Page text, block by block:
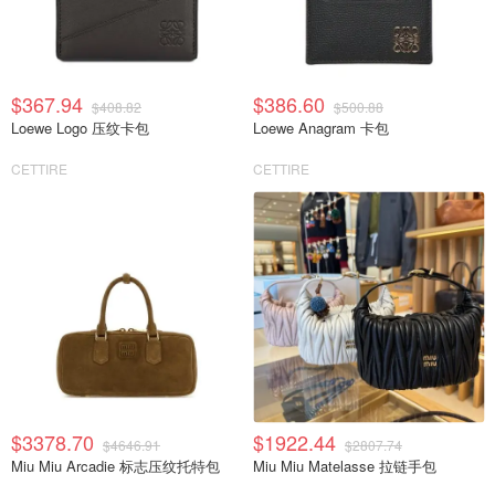
$367.94 $408.82
Loewe Logo 压纹卡包
CETTIRE
$386.60 $500.88
Loewe Anagram 卡包
CETTIRE
$3378.70 $4646.91
Miu Miu Arcadie 标志压纹托特包
$1922.44 $2807.74
Miu Miu Matelasse 拉链手包